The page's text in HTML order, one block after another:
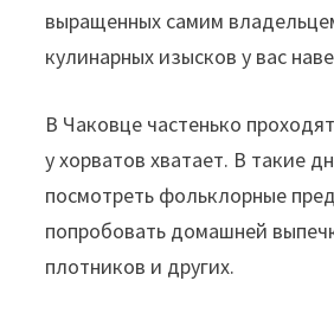
выращенных самим
кулинарных изысков у вас
В Чаковце частенько
у хорватов хватает. В такие
посмотреть фольклорные
попробовать домашней
плотников и других.